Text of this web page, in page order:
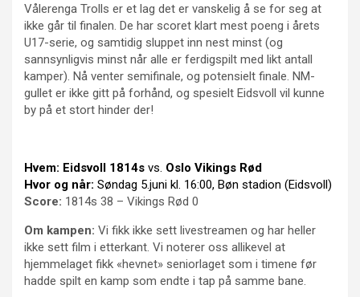
Vålerenga Trolls er et lag det er vanskelig å se for seg at
ikke går til finalen. De har scoret klart mest poeng i årets
U17-serie, og samtidig sluppet inn nest minst (og
sannsynligvis minst når alle er ferdigspilt med likt antall
kamper). Nå venter semifinale, og potensielt finale. NM-
gullet er ikke gitt på forhånd, og spesielt Eidsvoll vil kunne
by på et stort hinder der!
Hvem: Eidsvoll 1814s vs. Oslo Vikings Rød
Hvor og når: Søndag 5.juni kl. 16:00, Bøn stadion (Eidsvoll)
Score: 1814s 38 – Vikings Rød 0
Om kampen: Vi fikk ikke sett livestreamen og har heller
ikke sett film i etterkant. Vi noterer oss allikevel at
hjemmelaget fikk «hevnet» seniorlaget som i timene før
hadde spilt en kamp som endte i tap på samme bane.